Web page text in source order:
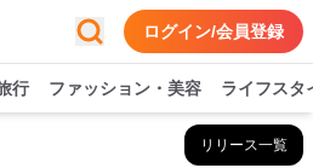
ログイン/会員登録
行 ファッション・美容 ライフスタ
リリース一覧